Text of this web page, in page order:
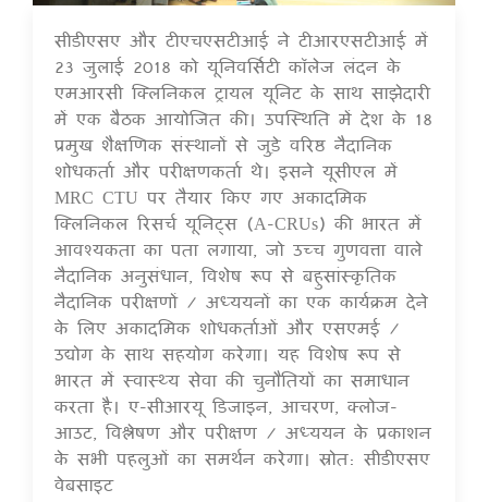
17 Jul 2020
सीडीएसए और टीएचएसटीआई ने टीआरएसटीआई में
23 जुलाई 2018 को यूनिवर्सिटी कॉलेज लंदन के
एमआरसी क्लिनिकल ट्रायल यूनिट के साथ साझेदारी
में एक बैठक आयोजित की। उपस्थिति में देश के 18
प्रमुख शैक्षणिक संस्थानों से जुड़े वरिष्ठ नैदानिक
शोधकर्ता और परीक्षणकर्ता थे। इसने यूसीएल में
MRC CTU पर तैयार किए गए अकादमिक
क्लिनिकल रिसर्च यूनिट्स (A-CRUs) की भारत में
आवश्यकता का पता लगाया, जो उच्च गुणवत्ता वाले
नैदानिक अनुसंधान, विशेष रूप से बहुसांस्कृतिक
नैदानिक परीक्षणों / अध्ययनों का एक कार्यक्रम देने
के लिए अकादमिक शोधकर्ताओं और एसएमई /
उद्योग के साथ सहयोग करेगा। यह विशेष रूप से
भारत में स्वास्थ्य सेवा की चुनौतियों का समाधान
करता है। ए-सीआरयू डिजाइन, आचरण, क्लोज-
आउट, विश्लेषण और परीक्षण / अध्ययन के प्रकाशन
के सभी पहलुओं का समर्थन करेगा। स्रोत: सीडीएसए
वेबसाइट